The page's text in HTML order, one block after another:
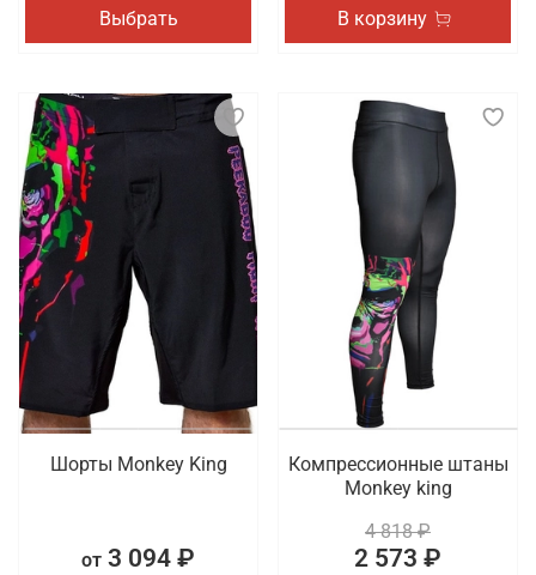
Выбрать В корзину
Шорты Monkey King
от 3 094 ₽
Компрессионные штаны
Monkey king
4 818 ₽
2 573 ₽